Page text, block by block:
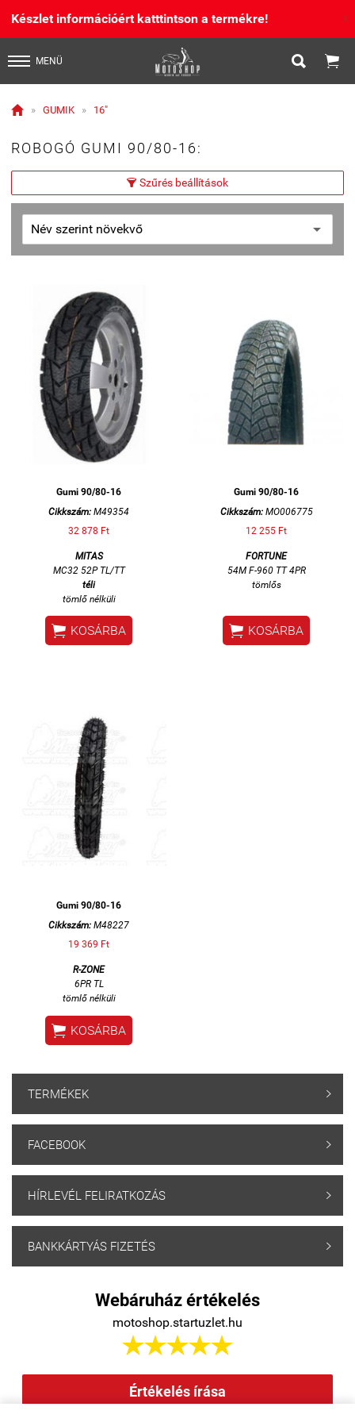
Készlet információért katttintson a termékre! X
MENÜ  
 » GUMIK » 16"
ROBOGÓ GUMI 90/80-16:
 Szűrés beállítások
Gumi 90/80-16
Cikkszám: M49354
32 878 Ft
MITAS
MC32 52P TL/TT
téli
tömlő nélküli
 KOSÁRBA
Gumi 90/80-16
Cikkszám:MO006775
12 255 Ft
FORTUNE
54M F-960 TT 4PR
tömlős
 KOSÁRBA
Gumi 90/80-16
Cikkszám: M48227
19 369 Ft
R-ZONE
6PR TL
tömlő nélküli
 KOSÁRBA
TERMÉKEK 
FACEBOOK 
HÍRLEVÉL FELIRATKOZÁS 
BANKKÁRTYÁS FIZETÉS 
Webáruház értékelés
motoshop.startuzlet.hu

Értékelés írása